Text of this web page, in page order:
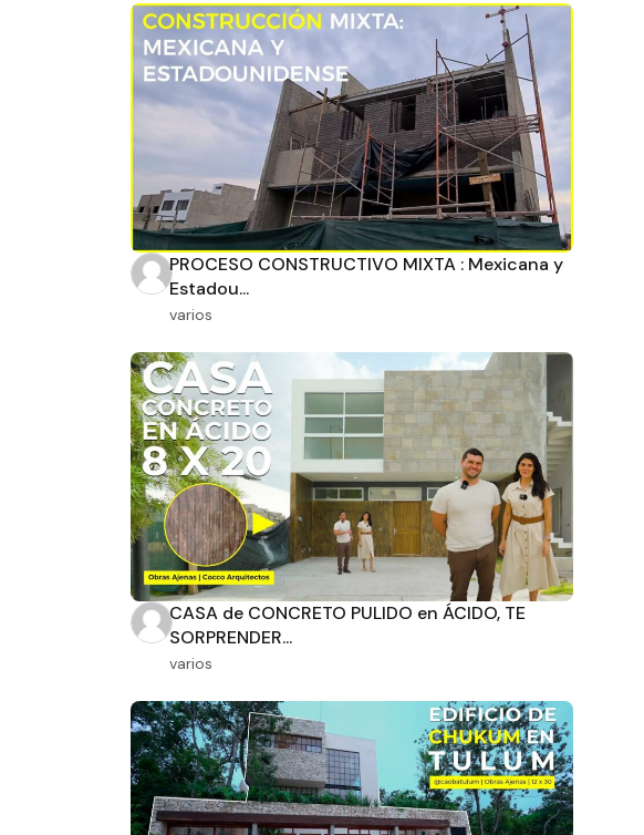
PROCESO CONSTRUCTIVO MIXTA : Mexicana y
Estadou...
varios
CASA de CONCRETO PULIDO en ÁCIDO, TE
SORPRENDER...
varios
m2 de terreno